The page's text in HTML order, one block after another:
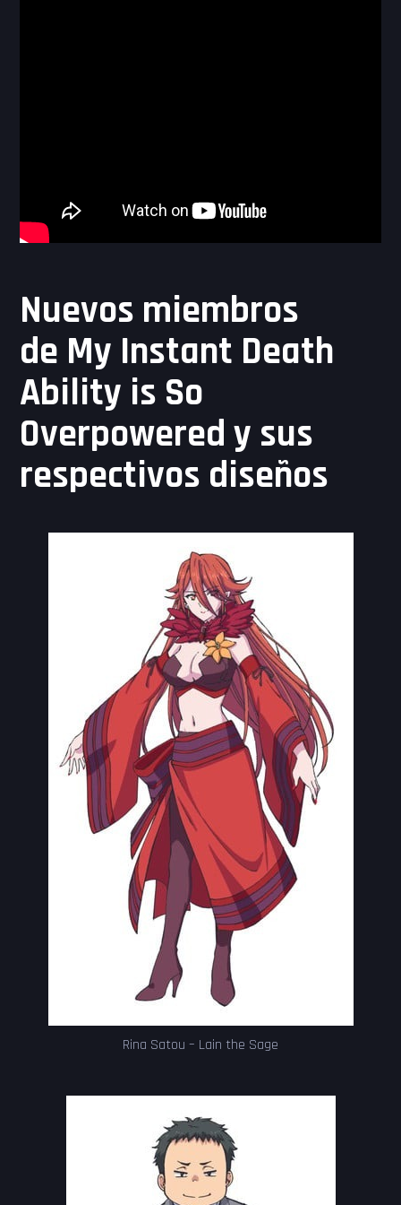
Nuevos miembros
de My Instant Death
Ability is So
Overpowered y sus
respectivos diseños
Rina Satou – Lain the Sage